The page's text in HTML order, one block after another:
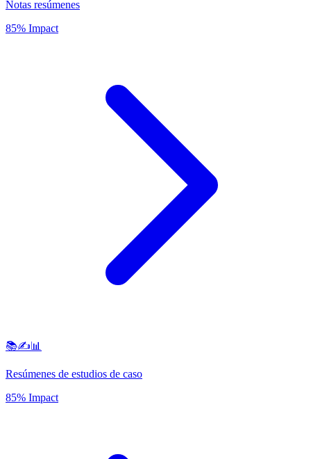
Notas resúmenes
85% Impact
📚✍️📊
Resúmenes de estudios de caso
85% Impact